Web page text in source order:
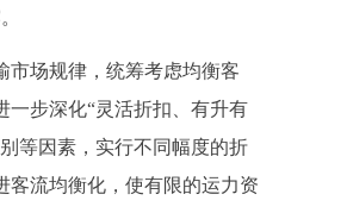
市场规律，统筹考虑均衡客
一步深化“灵活折扣、有升有
等因素，实行不同幅度的折
客流均衡化，使有限的运力资